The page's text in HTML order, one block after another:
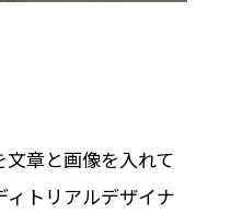
章と画像を入れて
トリアルデザイナ